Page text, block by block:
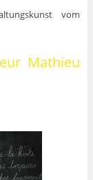
vom
Mathieu